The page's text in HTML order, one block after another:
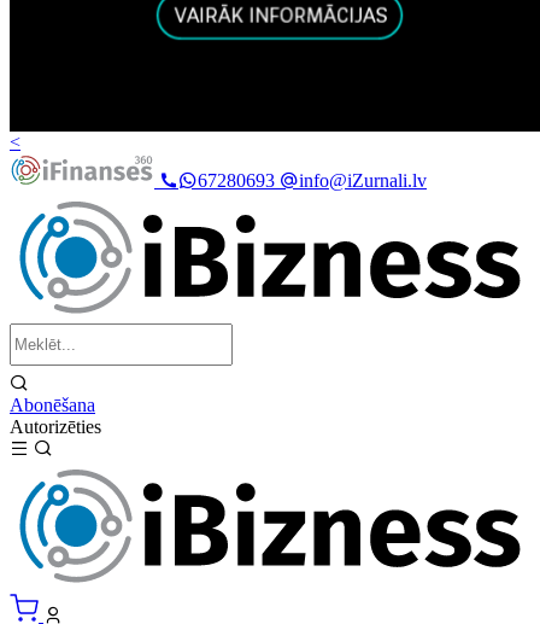
<
67280693
info@iZurnali.lv
Abonēšana
Autorizēties